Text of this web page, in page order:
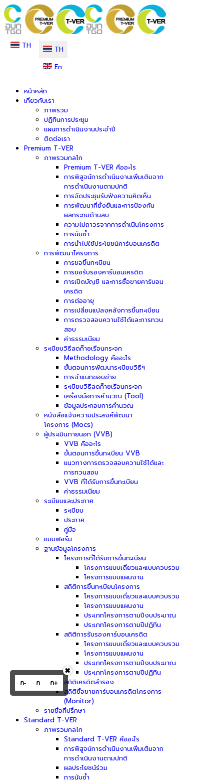
TH
TH
En
หน้าหลัก
เกี่ยวกับเรา
ภาพรวม
ปฏิทินการประชุม
แผนการดำเนินงานประจำปี
ติดต่อเรา
Premium T-VER
ภาพรวมกลไก
Premium T-VER คืออะไร
การพิสูจน์การดำเนินงานเพิ่มเติมจาก
การดำเนินงานตามปกติ
การจัดประชุมรับฟังความคิดเห็น
การพัฒนาที่ยั่งยืนและการป้องกัน
ผลกระทบด้านลบ
ความไม่ถาวรจากการดำเนินโครงการ
การนับซ้ำ
การนำไปใช้ประโยชน์คาร์บอนเครดิต
การพัฒนาโครงการ
การขอขึ้นทะเบียน
การขอรับรองคาร์บอนเครดิต
การเปิดบัญชี และการซื้อขายคาร์บอน
เครดิต
การต่ออายุ
การเปลี่ยนแปลงหลังการขึ้นทะเบียน
การตรวจสอบความใช้ได้และการทวน
สอบ
ค่าธรรมเนียม
ระเบียบวิธีลดก๊าซเรือนกระจก
Methodology คืออะไร
ขั้นตอนการพัฒนาระเบียบวิธีฯ
การจำแนกขอบข่าย
ระเบียบวิธีลดก๊าซเรือนกระจก
เครื่องมือการคำนวณ (Tool)
ข้อมูลประกอบการคำนวณ
หนังสือแจ้งความประสงค์พัฒนา
โครงการ (Mocs)
ผู้ประเมินภายนอก (VVB)
VVB คืออะไร
ขั้นตอนการขึ้นทะเบียน VVB
แนวทางการตรวจสอบความใช้ได้และ
การทวนสอบ
VVB ที่ได้รับการขึ้นทะเบียน
ค่าธรรมเนียม
ระเบียบและประกาศ
ระเบียบ
ประกาศ
คู่มือ
แบบฟอร์ม
ฐานข้อมูลโครงการ
โครงการที่ได้รับการขึ้นทะเบียน
โครงการแบบเดี่ยวและแบบควบรวม
โครงการแบบแผนงาน
สถิติการขึ้นทะเบียนโครงการ
โครงการแบบเดี่ยวและแบบควบรวม
โครงการแบบแผนงาน
ประเภทโครงการตามปีงบประมาณ
ประเภทโครงการตามปีปฏิทิน
สถิติการรับรองคาร์บอนเครดิต
โครงการแบบเดี่ยวและแบบควบรวม
โครงการแบบแผนงาน
ประเภทโครงการตามปีงบประมาณ
ประเภทโครงการตามปีปฏิทิน
สถิติเครดิตสำรอง
สถิติซื้อขายคาร์บอนเครดิตโครงการ
(Monitor)
รายชื่อที่ปรึกษา
Standard T-VER
ภาพรวมกลไก
Standard T-VER คืออะไร
การพิสูจน์การดำเนินงานเพิ่มเติมจาก
การดำเนินงานตามปกติ
ผลประโยชน์ร่วม
การนับซ้ำ
ก- ก ก+
✖